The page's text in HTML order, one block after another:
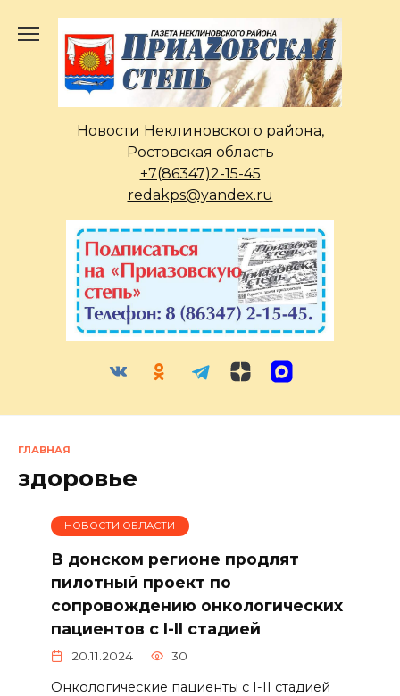
содержанию
Новости Неклиновского района,
Ростовская область
+7(86347)2-15-45
redakps@yandex.ru
ГЛАВНАЯ
здоровье
НОВОСТИ ОБЛАСТИ
В донском регионе продлят
пилотный проект по
сопровождению онкологических
пациентов с I-II стадией
20.11.2024 30
Онкологические пациенты с I-II стадией